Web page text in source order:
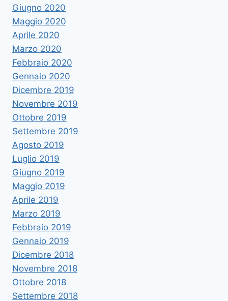
Giugno 2020
Maggio 2020
Aprile 2020
Marzo 2020
Febbraio 2020
Gennaio 2020
Dicembre 2019
Novembre 2019
Ottobre 2019
Settembre 2019
Agosto 2019
Luglio 2019
Giugno 2019
Maggio 2019
Aprile 2019
Marzo 2019
Febbraio 2019
Gennaio 2019
Dicembre 2018
Novembre 2018
Ottobre 2018
Settembre 2018